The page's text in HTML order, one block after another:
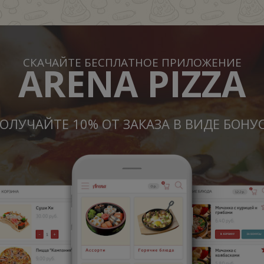
СКАЧАЙТЕ БЕСПЛАТНОЕ ПРИЛОЖЕНИЕ
ARENA PIZZA
10% ОТ ЗАКАЗА В ВИДЕ